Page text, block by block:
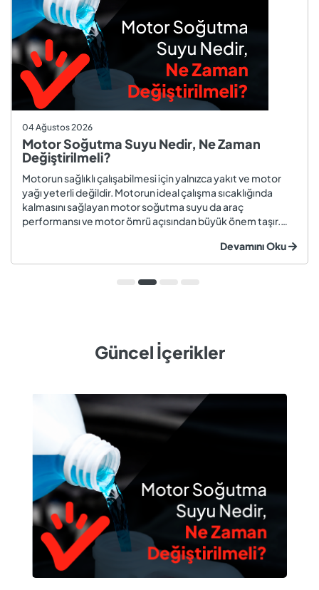
04 Ağustos 2026
Motor Soğutma Suyu Nedir, Ne Zaman
Değiştirilmeli?
Motorun sağlıklı çalışabilmesi için yalnızca yakıt ve motor
yağı yeterli değildir. Motorun ideal çalışma sıcaklığında
kalmasını sağlayan motor soğutma suyu da araç
performansı ve motor ömrü açısından büyük önem taşır.
değiştirilmeyen soğutma suyu; hararet, korozyon, motor
arızaları ve yüksek onarım ma...
Devamını Oku
Güncel İçerikler